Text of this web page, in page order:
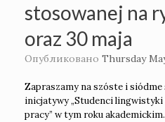
stosowanej na
oraz 30 maja
Опубликовано Thursday
Zapraszamy na szóste i
inicjatywy „Studenci
pracy” w tym roku